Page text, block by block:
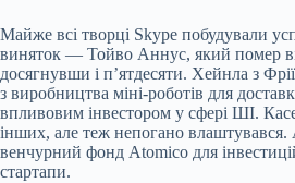
Майже всі творці Skype побудували
виняток — Тойво Аннус, який помер
досягнувши і п’ятдесяти. Хейнла з
з виробництва міні-роботів для
впливовим інвестором у сфері ШІ.
інших, але теж непогано влаштувався.
венчурний фонд Atomico для
стартапи.